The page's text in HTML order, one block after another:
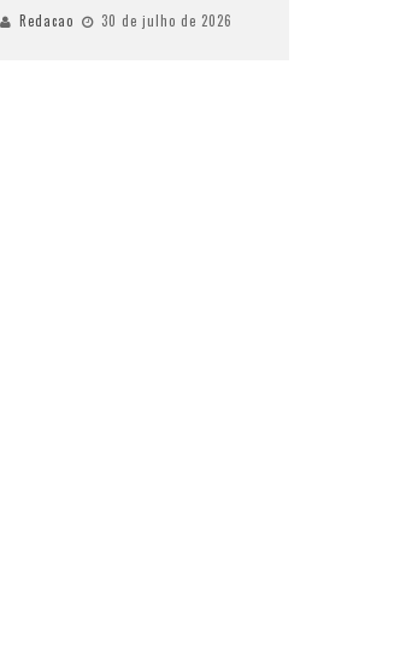
Redacao 30 de julho de 2026